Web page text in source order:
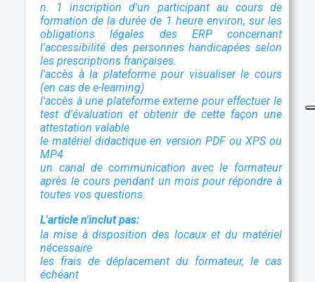
n. 1 inscription d'un participant au cours de
formation de la durée de 1 heure environ, sur les
obligations légales des ERP concernant
l'accessibilité des personnes handicapées selon
les prescriptions françaises.
l'accès à la plateforme pour visualiser le cours
(en cas de e-learning)
l'accès à une plateforme externe pour effectuer le
test d'évaluation et obtenir de cette façon une
attestation valable
le matériel didactique en version PDF ou XPS ou
MP4
un canal de communication avec le formateur
après le cours pendant un mois pour répondre à
toutes vos questions.
L'article n'inclut pas:
la mise à disposition des locaux et du matériel
nécessaire
les frais de déplacement du formateur, le cas
échéant